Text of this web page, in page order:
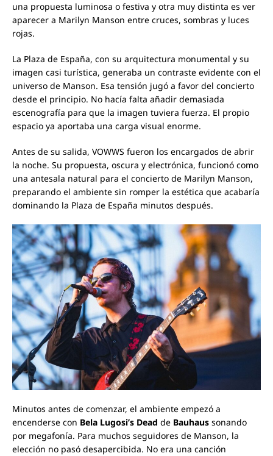
una propuesta luminosa o festiva y otra muy distinta es ver
aparecer a Marilyn Manson entre cruces, sombras y luces
rojas.
La Plaza de España, con su arquitectura monumental y su
imagen casi turística, generaba un contraste evidente con el
universo de Manson. Esa tensión jugó a favor del concierto
desde el principio. No hacía falta añadir demasiada
escenografía para que la imagen tuviera fuerza. El propio
espacio ya aportaba una carga visual enorme.
Antes de su salida, VOWWS fueron los encargados de abrir
la noche. Su propuesta, oscura y electrónica, funcionó como
una antesala natural para el concierto de Marilyn Manson,
preparando el ambiente sin romper la estética que acabaría
dominando la Plaza de España minutos después.
Minutos antes de comenzar, el ambiente empezó a
encenderse con Bela Lugosi’s Dead de Bauhaus sonando
por megafonía. Para muchos seguidores de Manson, la
elección no pasó desapercibida. No era una canción